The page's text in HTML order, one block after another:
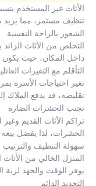
الأثاث غير المستخدم
تنظيف مستمر، مما يزيد
الشعور بالراحة النفسية
التخلص من الأثاث
داخل المكان، حيث يكون
التأقلم مع التغيرات
تغير احتياجات الأسرة
تقليصه، قد يدفع الملاك
تجنب الحشرات الضارة
تراكم الأثاث القديم وغير
الحشرات، لذا يفضل
سهولة التنظيف والترتيب
المنزل الخالي من
يوفر الوقت والجهد لربة
التجديد الدائم